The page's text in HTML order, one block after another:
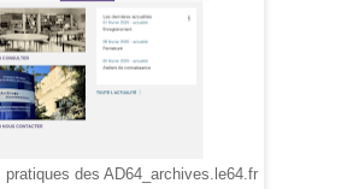
des AD64_archives.le64.fr